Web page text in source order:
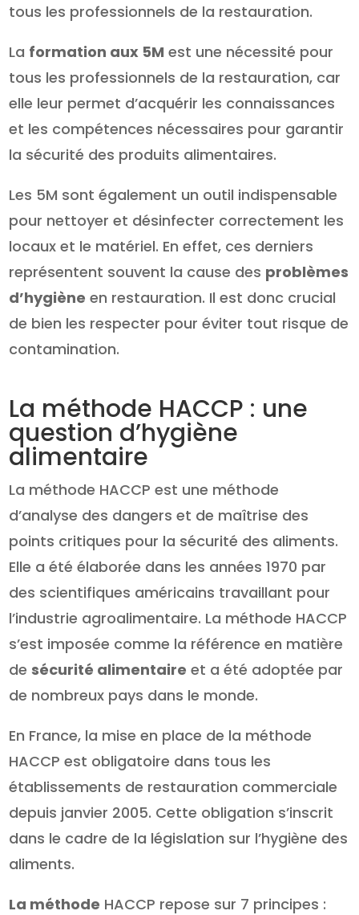
tous les professionnels de la restauration.
La formation aux 5M est une nécessité pour
tous les professionnels de la restauration, car
elle leur permet d’acquérir les connaissances
et les compétences nécessaires pour garantir
la sécurité des produits alimentaires.
Les 5M sont également un outil indispensable
pour nettoyer et désinfecter correctement les
locaux et le matériel. En effet, ces derniers
représentent souvent la cause des problèmes
d’hygiène en restauration. Il est donc crucial
de bien les respecter pour éviter tout risque de
contamination.
La méthode HACCP : une
question d’hygiène
alimentaire
La méthode HACCP est une méthode
d’analyse des dangers et de maîtrise des
points critiques pour la sécurité des aliments.
Elle a été élaborée dans les années 1970 par
des scientifiques américains travaillant pour
l’industrie agroalimentaire. La méthode HACCP
s’est imposée comme la référence en matière
desécurité alimentaire et a été adoptée par
de nombreux pays dans le monde.
En France, la mise en place de la méthode
HACCP est obligatoire dans tous les
établissements de restauration commerciale
depuis janvier 2005. Cette obligation s’inscrit
dans le cadre de la législation sur l’hygiène des
aliments.
La méthode HACCP repose sur 7 principes :